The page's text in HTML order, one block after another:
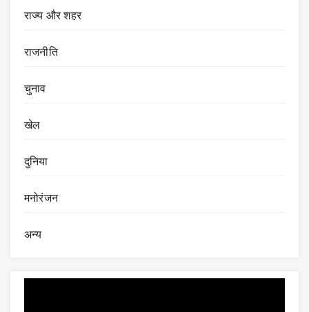
राज्य और शहर
राजनीति
चुनाव
खेल
दुनिया
मनोरंजन
अन्य